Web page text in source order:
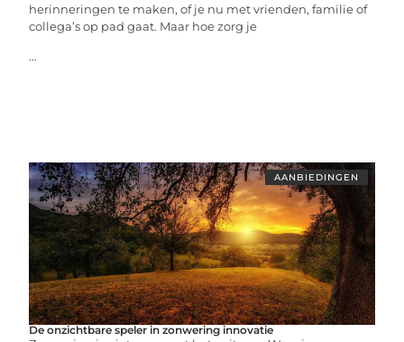
herinneringen te maken, of je nu met vrienden, familie of
collega’s op pad gaat. Maar hoe zorg je
...
AANBIEDINGEN
De onzichtbare speler in zonwering innovatie